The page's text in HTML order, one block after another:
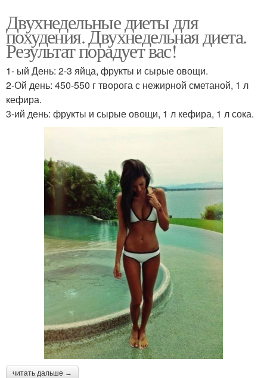
Двухнедельные диеты для
похудения. Двухнедельная диета.
Результат порадует вас!
1- ый День: 2-3 яйца, фрукты и сырые овощи.
2-Ой день: 450-550 г творога с нежирной сметаной, 1 л
кефира.
3-ий день: фрукты и сырые овощи, 1 л кефира, 1 л сока.
читать дальше →